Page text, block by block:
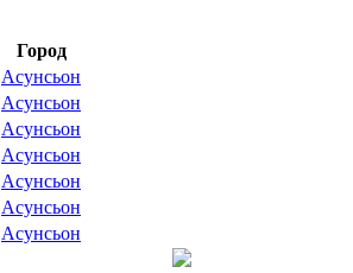
Город
Асунсьон
Асунсьон
Асунсьон
Асунсьон
Асунсьон
Асунсьон
Асунсьон